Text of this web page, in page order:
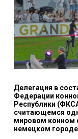
Делегация в
Федерации
Республики
считающемся
мировом конном
немецком городе